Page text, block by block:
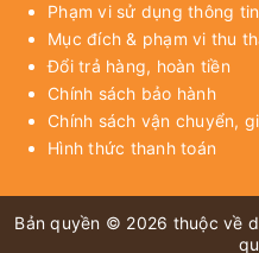
Phạm vi sử dụng thông tin
Mục đích & phạm vi thu
Đổi trả hàng, hoàn tiền
Chính sách bảo hành
Chính sách vận chuyển,
Hình thức thanh toán
Bản quyền © 2026 thuộc về